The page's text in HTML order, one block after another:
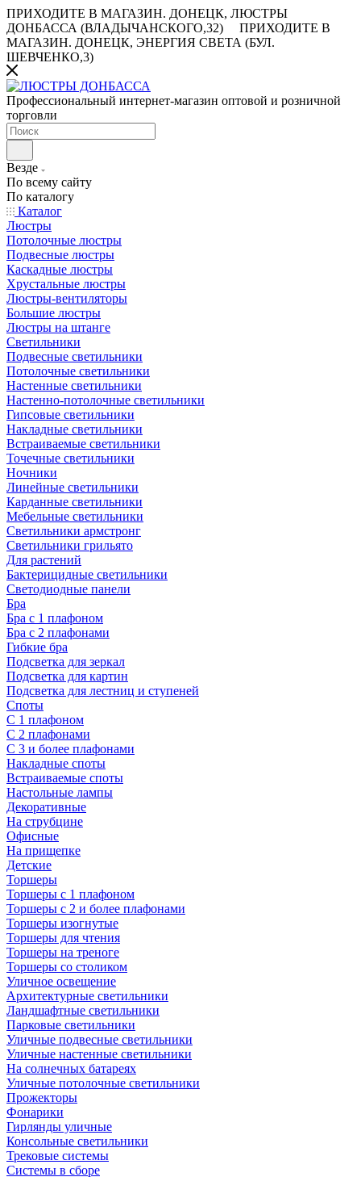
ПРИХОДИТЕ В МАГАЗИН. ДОНЕЦК, ЛЮСТРЫ
ДОНБАССА (ВЛАДЫЧАНСКОГО,32)
ПРИХОДИТЕ В
МАГАЗИН. ДОНЕЦК, ЭНЕРГИЯ СВЕТА (БУЛ.
ШЕВЧЕНКО,3)
Профессиональный интернет-магазин оптовой и розничной
торговли
Везде
По всему сайту
По каталогу
Каталог
Люстры
Потолочные люстры
Подвесные люстры
Каскадные люстры
Хрустальные люстры
Люстры-вентиляторы
Большие люстры
Люстры на штанге
Светильники
Подвесные светильники
Потолочные светильники
Настенные светильники
Настенно-потолочные светильники
Гипсовые светильники
Накладные светильники
Встраиваемые светильники
Точечные светильники
Ночники
Линейные светильники
Карданные светильники
Мебельные светильники
Светильники армстронг
Светильники грильято
Для растений
Бактерицидные светильники
Светодиодные панели
Бра
Бра с 1 плафоном
Бра с 2 плафонами
Гибкие бра
Подсветка для зеркал
Подсветка для картин
Подсветка для лестниц и ступеней
Споты
С 1 плафоном
С 2 плафонами
С 3 и более плафонами
Накладные споты
Встраиваемые споты
Настольные лампы
Декоративные
На струбцине
Офисные
На прищепке
Детские
Торшеры
Торшеры с 1 плафоном
Торшеры с 2 и более плафонами
Торшеры изогнутые
Торшеры для чтения
Торшеры на треноге
Торшеры со столиком
Уличное освещение
Архитектурные светильники
Ландшафтные светильники
Парковые светильники
Уличные подвесные светильники
Уличные настенные светильники
На солнечных батареях
Уличные потолочные светильники
Прожекторы
Фонарики
Гирлянды уличные
Консольные светильники
Трековые системы
Системы в сборе